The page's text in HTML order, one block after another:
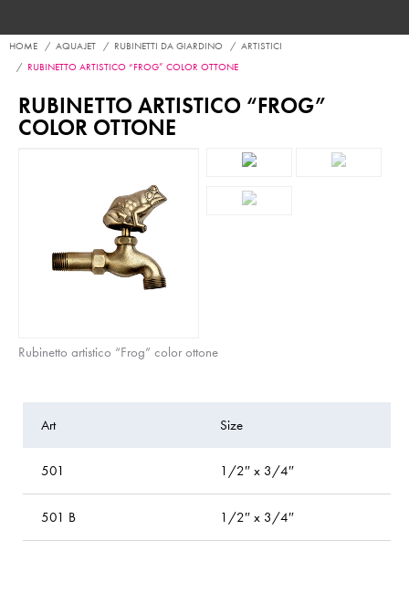
HOME AQUAJET RUBINETTI DA GIARDINO
ARTISTICI
RUBINETTO ARTISTICO “FROG” COLOR OTTONE
RUBINETTO ARTISTICO “FROG”
COLOR OTTONE
Rubinetto artistico “Frog” color ottone
Art Size
501 1/2″ x 3/4″
501 B 1/2″ x 3/4″